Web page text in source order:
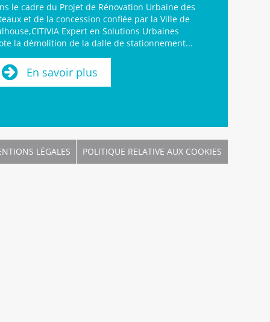
le cadre du Projet de Rénovation Urbaine des
et de la concession confiée par la Ville de
Expert en Solutions Urbaines
la démolition de la dalle de stationnement...
En savoir plus
LÉGALES POLITIQUE RELATIVE AUX COOKIES